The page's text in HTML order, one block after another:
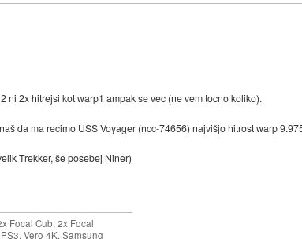
2x hitrejsi kot warp1 ampak se vec (ne vem tocno koliko).
da ma recimo USS Voyager (ncc-74656) najvišjo hitrost warp
Trekker, še posebej Niner)
Focal Cub, 2x Focal
Vero 4K, Samsung